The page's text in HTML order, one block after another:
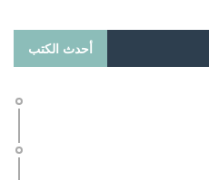
أحدث الكتب